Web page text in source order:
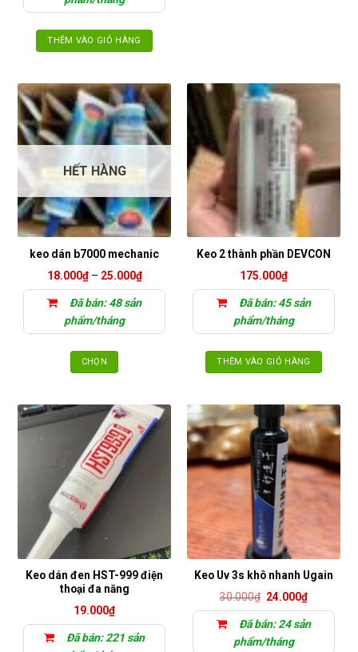
THÊM VÀO GIỎ HÀNG
HẾT HÀNG
keo dán b7000 mechanic
18.000₫ – 25.000₫Khoảng
giá:
18.000₫
25.000₫
Đã bán: 48 sản
phẩm/tháng
CHỌN
này
có
nhiều
biến
thể.
Các
tùy
được
trên
trang
Keo 2 thành phần DEVCON
175.000₫
Đã bán: 45 sản
phẩm/tháng
THÊM VÀO GIỎ HÀNG
Keo dán đen HST-999 điện
thoại đa năng
19.000₫
Đã bán: 221 sản
Keo Uv 3s khô nhanh Ugain
30.000₫ Giá
là:
30.000₫.
24.000₫Giá
là:
Đã bán: 24 sản
phẩm/tháng